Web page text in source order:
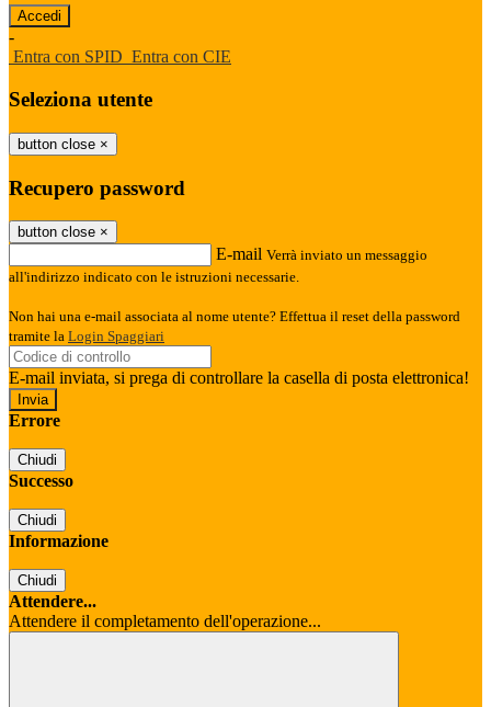
-
Entra con SPID Entra con CIE
Seleziona utente
button close ×
Recupero password
button close ×
E-mail Verrà inviato un messaggio
all'indirizzo indicato con le istruzioni necessarie.
Non hai una e-mail associata al nome utente? Effettua il reset della password
tramite la Login Spaggiari
E-mail inviata, si prega di controllare la casella di posta elettronica!
Errore
Chiudi
Successo
Chiudi
Informazione
Chiudi
Attendere...
Attendere il completamento dell'operazione...